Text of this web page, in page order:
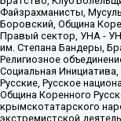
Файзрахманисты,
Боровский, Община
Правый сектор, УНА -
им. Степана Бандеры,
Религиозное
Социальная
Русские, Русское
Община Коренного
крымскотатарского
экстремистской